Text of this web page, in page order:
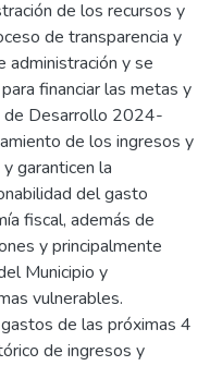
de los recursos y
de transparencia y
administración y se
financiar las metas y
de Desarrollo 2024-
de los ingresos y
garanticen la
del gasto
fiscal, además de
y principalmente
Municipio y
vulnerables.
de las próximas 4
de ingresos y